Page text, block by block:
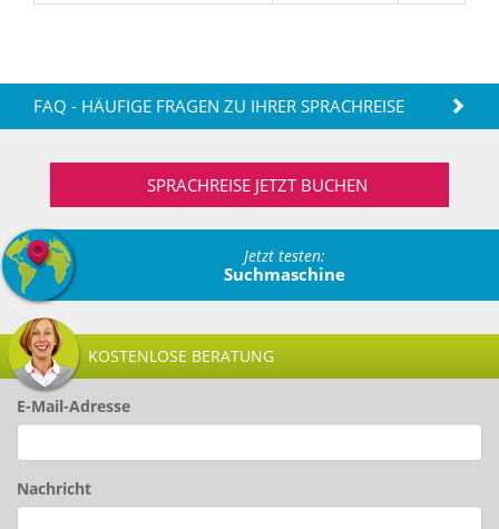
FAQ - HÄUFIGE FRAGEN ZU IHRER SPRACHREISE
SPRACHREISE JETZT BUCHEN
Jetzt testen:
Suchmaschine
KOSTENLOSE BERATUNG
E-Mail-Adresse
Nachricht